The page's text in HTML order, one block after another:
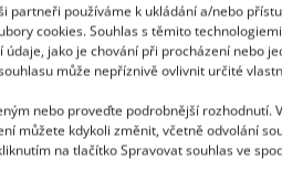
partneři používáme k ukládání a/nebo
cookies. Souhlas s těmito
jako je chování při procházení nebo
může nepříznivě ovlivnit určité
nebo proveďte podrobnější rozhodnutí.
můžete kdykoli změnit, včetně odvolání
na tlačítko Spravovat souhlas ve
vůbec nepotřebujete.
vám může i alobal nebo